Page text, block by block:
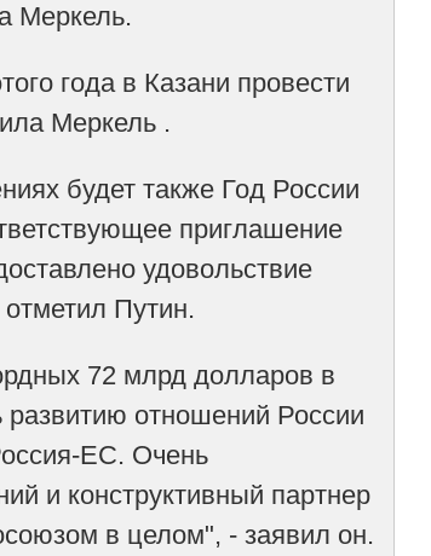
Меркель.
года в Казани провести
Меркель .
будет также Год России
приглашение
удовольствие
Путин.
72 млрд долларов в
развитию отношений России
ЕС. Очень
и конструктивный партнер
в целом", - заявил он.